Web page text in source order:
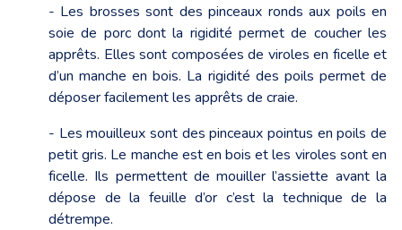
- Les brosses sont des pinceaux ronds aux poils en
soie de porc dont la rigidité permet de coucher les
apprêts. Elles sont composées de viroles en ficelle et
d’un manche en bois. La rigidité des poils permet de
déposer facilement les apprêts de craie.
- Les mouilleux sont des pinceaux pointus en poils de
petit gris. Le manche est en bois et les viroles sont en
ficelle. Ils permettent de mouiller l’assiette avant la
dépose de la feuille d’or c’est la technique de la
détrempe.